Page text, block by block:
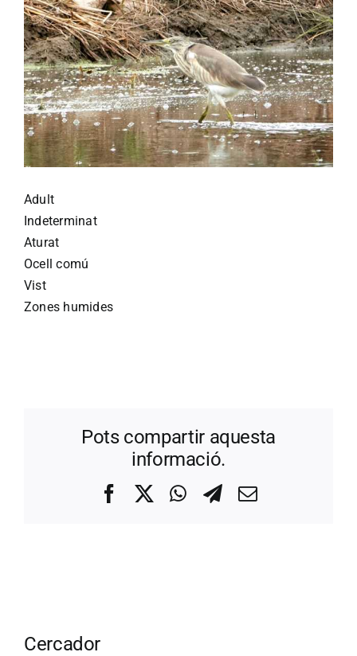
Adult
Indeterminat
Aturat
Ocell comú
Vist
Zones humides
Pots compartir aquesta
informació.
FacebookWhatsApp
Telegram
Correo
Cercador